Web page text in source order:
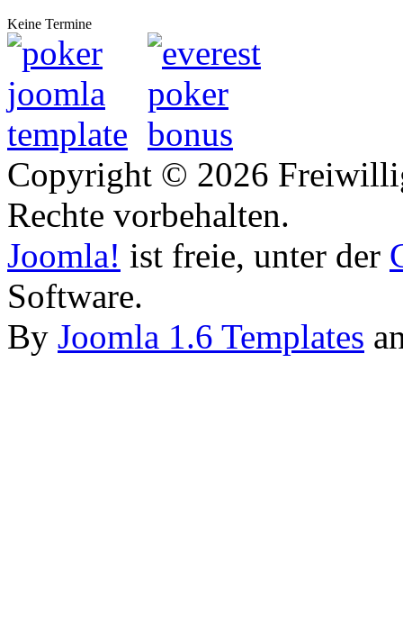
Keine Termine
Copyright © 2026
Rechte vorbehalten.
Joomla! ist freie, unter der
Software.
By Joomla 1.6 Templates